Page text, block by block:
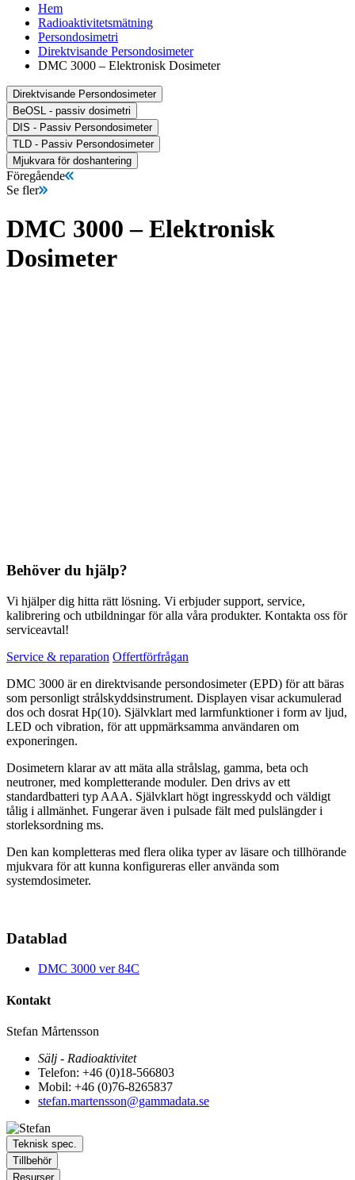
Hem
Radioaktivitetsmätning
Persondosimetri
Direktvisande Persondosimeter
DMC 3000 – Elektronisk Dosimeter
Direktvisande Persondosimeter
BeOSL - passiv dosimetri
DIS - Passiv Persondosimeter
TLD - Passiv Persondosimeter
Mjukvara för doshantering
Föregående
Se fler
DMC 3000 – Elektronisk
Dosimeter
Behöver du hjälp?
Vi hjälper dig hitta rätt lösning. Vi erbjuder support, service,
kalibrering och utbildningar för alla våra produkter. Kontakta oss för
serviceavtal!
Service & reparation Offertförfrågan
DMC 3000 är en direktvisande persondosimeter (EPD) för att bäras
som personligt strålskyddsinstrument. Displayen visar ackumulerad
dos och dosrat Hp(10). Självklart med larmfunktioner i form av ljud,
LED och vibration, för att uppmärksamma användaren om
exponeringen.
Dosimetern klarar av att mäta alla strålslag, gamma, beta och
neutroner, med kompletterande moduler. Den drivs av ett
standardbatteri typ AAA. Självklart högt ingresskydd och väldigt
tålig i allmänhet. Fungerar även i pulsade fält med pulslängder i
storleksordning ms.
Den kan kompletteras med flera olika typer av läsare och tillhörande
mjukvara för att kunna konfigureras eller använda som
systemdosimeter.
Datablad
DMC 3000 ver 84C
Kontakt
Stefan Mårtensson
Sälj - Radioaktivitet
Telefon: +46 (0)18-566803
Mobil: +46 (0)76-8265837
stefan.martensson@gammadata.se
Teknisk spec.
Tillbehör
Resurser